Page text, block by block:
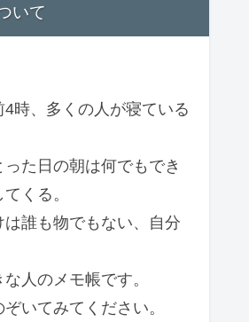
いて
時、多くの人が寝ている
た日の朝は何でもでき
くる。
誰も物でもない、自分
人のメモ帳です。
いてみてください。